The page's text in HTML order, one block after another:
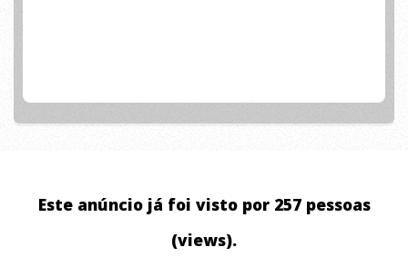
Este anúncio já foi visto por 257 pessoas
(views).